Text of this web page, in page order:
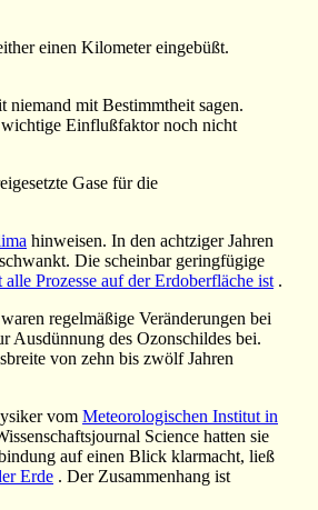
einen Kilometer eingebüßt.
niemand mit Bestimmtheit sagen.
Einflußfaktor noch nicht
Gase für die
hinweisen. In den achtziger Jahren
Die scheinbar geringfügige
Prozesse auf der Erdoberfläche ist .
regelmäßige Veränderungen bei
Ausdünnung des Ozonschildes bei.
von zehn bis zwölf Jahren
vom Meteorologischen Institut in
Science hatten sie
auf einen Blick klarmacht, ließ
Erde . Der Zusammenhang ist